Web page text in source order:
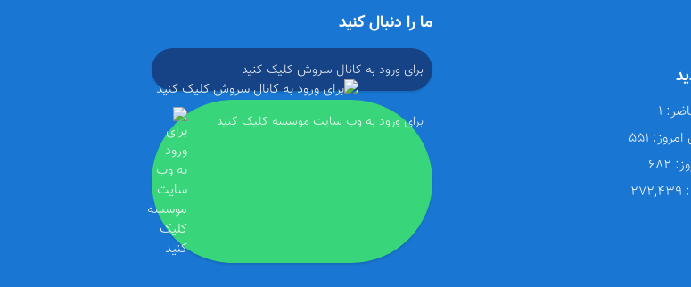
امروز:
ما را دنبال کنید
برای ورود به کانال سروش کلیک کنید
برای ورود به وب سایت موسسه کلیک کنید